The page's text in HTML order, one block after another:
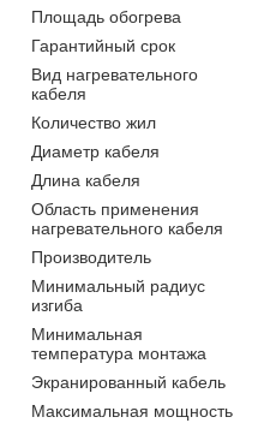
Площадь обогрева
Гарантийный срок
Вид нагревательного
кабеля
Количество жил
Диаметр кабеля
Длина кабеля
Область применения
нагревательного кабеля
Производитель
Минимальный радиус
изгиба
Минимальная
температура монтажа
Экранированный кабель
Максимальная мощность